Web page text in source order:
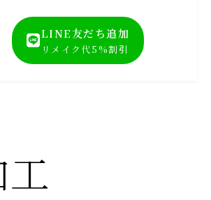
LINE友だち追加
リメイク代5%割引